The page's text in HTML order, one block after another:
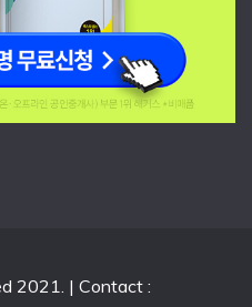
2021. | Contact :